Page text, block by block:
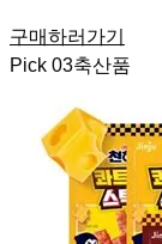
구매하러가기
Pick 03축산품